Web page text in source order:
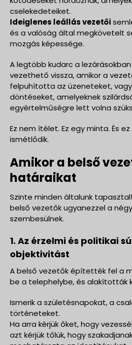
cselekedeteiket.
Ideiglenes leállás vezetői
és a valóság által megkövetelt
mozgás képessége.
A legtöbb kudarc a
vezethető vissza, amikor a
felpuhította az üzeneteket,
döntéseket, amelyeknek
egyértelműségre lett volna
Ez nem ítélet. Ez egy minta. És
ismétlődik.
Amikor a belső
határaikat
Szinte minden általunk
belső vezetők ugyanezzel a
szembesülnek.
1. Az érzelmi és politikai
objektivitást
A belső vezetők építették fel a
be a telephelybe, és alakították
Ismerik a születésnapokat, a
történeteket.
Ha arra kérjük őket, hogy
azt kérjük tőlük, hogy